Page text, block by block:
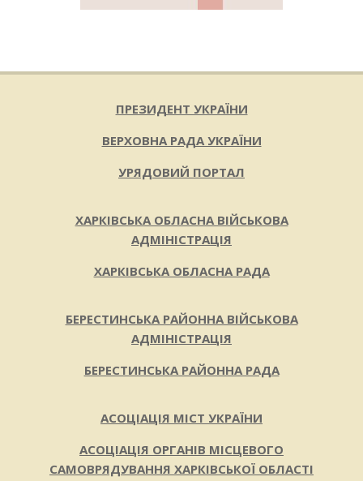
ПРЕЗИДЕНТ УКРАЇНИ
ВЕРХОВНА РАДА УКРАЇНИ
УРЯДОВИЙ ПОРТАЛ
ХАРКІВСЬКА ОБЛАСНА ВІЙСЬКОВА
АДМІНІСТРАЦІЯ
ХАРКІВСЬКА ОБЛАСНА РАДА
БЕРЕСТИНСЬКА РАЙОННА ВІЙСЬКОВА
АДМІНІСТРАЦІЯ
БЕРЕСТИНСЬКА РАЙОННА РАДА
АСОЦІАЦІЯ МІСТ УКРАЇНИ
АСОЦІАЦІЯ ОРГАНІВ МІСЦЕВОГО
САМОВРЯДУВАННЯ ХАРКІВСЬКОЇ ОБЛАСТІ